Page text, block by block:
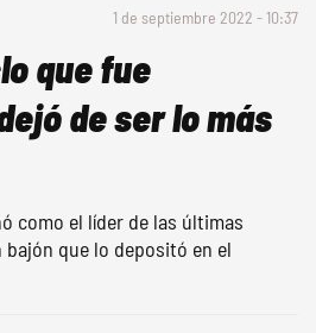
1 de septiembre 2022 - 10:37
que fue
de ser lo más
como el líder de las últimas
que lo depositó en el